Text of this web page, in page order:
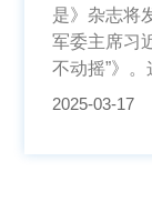
是》杂志将
军委主席习
不动摇”》
2025-03-17